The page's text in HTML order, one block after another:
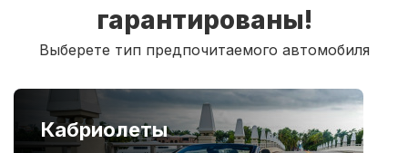
гарантированы!
Выберете тип предпочитаемого автомобиля
Кабриолеты